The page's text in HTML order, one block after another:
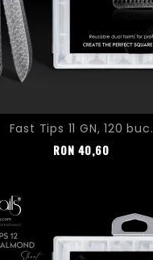
Fast Tips 11 GN, 120 buc.
Pret
RON 40,60